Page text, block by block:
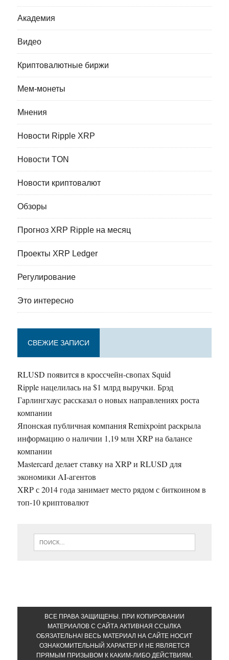
Академия
Видео
Криптовалютные биржи
Мем-монеты
Мнения
Новости Ripple XRP
Новости TON
Новости криптовалют
Обзоры
Прогноз XRP Ripple на месяц
Проекты XRP Ledger
Регулирование
Это интересно
СВЕЖИЕ ЗАПИСИ
RLUSD появится в кроссчейн-свопах Squid
Ripple нацелилась на $1 млрд выручки. Брэд
Гарлингхаус рассказал о новых направлениях роста
компании
Японская публичная компания Remixpoint раскрыла
информацию о наличии 1,19 млн XRP на балансе
компании
Mastercard делает ставку на XRP и RLUSD для
экономики AI-агентов
XRP с 2014 года занимает место рядом с биткоином в
топ-10 криптовалют
ВСЕ ПРАВА ЗАЩИЩЕНЫ. ПРИ КОПИРОВАНИИ
МАТЕРИАЛОВ С САЙТА АКТИВНАЯ ССЫЛКА
ОБЯЗАТЕЛЬНА! ВЕСЬ МАТЕРИАЛ НА САЙТЕ НОСИТ
ОЗНАКОМИТЕЛЬНЫЙ ХАРАКТЕР И НЕ ЯВЛЯЕТСЯ
ПРЯМЫМ ПРИЗЫВОМ К КАКИМ-ЛИБО ДЕЙСТВИЯМ.